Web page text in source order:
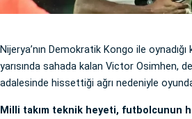
Nijerya’nın Demokratik Kongo ile
yarısında sahada kalan Victor Osimhen,
adalesinde hissettiği ağrı nedeniyle
Milli takım teknik heyeti, futbolcunun